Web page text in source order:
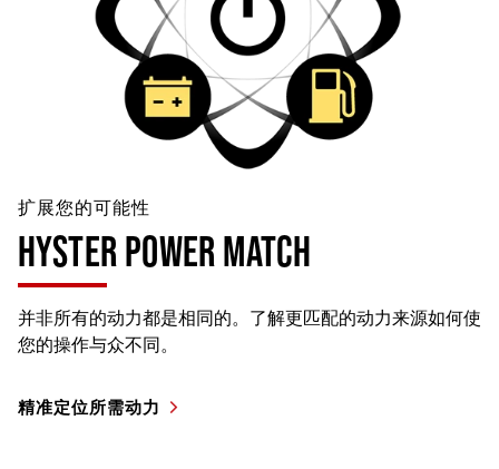
扩展您的可能性
HYSTER POWER MATCH
并非所有的动力都是相同的。了解更匹配的动力来源如何使
您的操作与众不同。
精准定位所需动力